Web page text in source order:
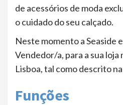
de acessórios de moda
o cuidado do seu calçado.
Neste momento a Seaside
Vendedor/a, para a sua loja
Lisboa, tal como descrito
Funções